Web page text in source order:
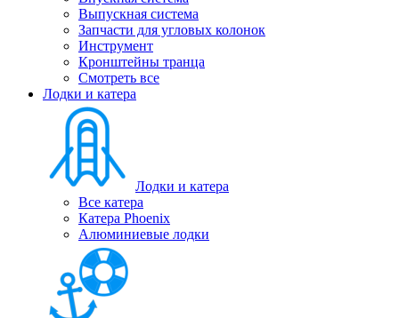
Выпускная система
Запчасти для угловых колонок
Инструмент
Кронштейны транца
Смотреть все
Лодки и катера
Лодки и катера
Все катера
Катера Phoenix
Алюминиевые лодки